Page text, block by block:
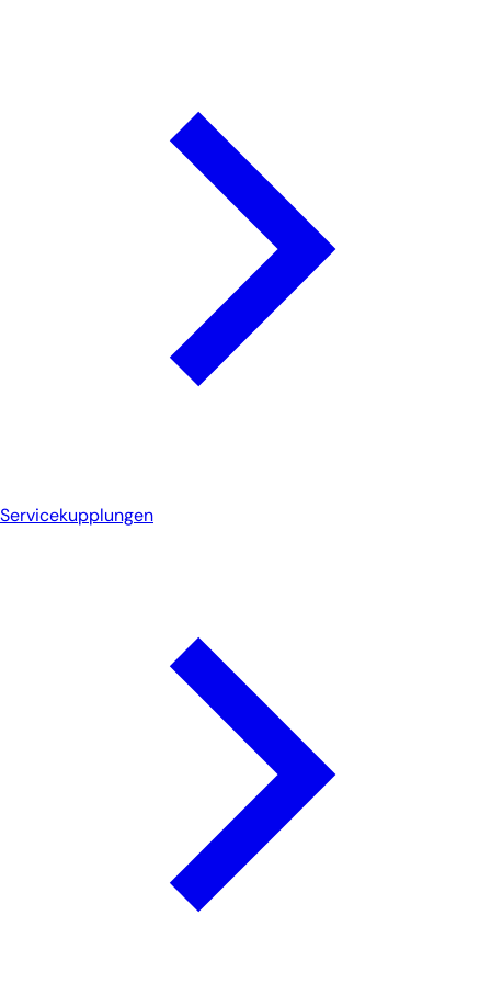
Servicekupplungen